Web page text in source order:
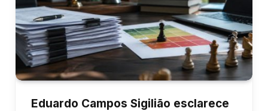
Eduardo Campos Sigilião esclarece